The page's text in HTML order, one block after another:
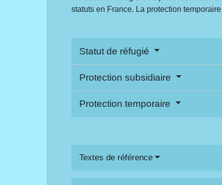
statuts en France. La protection
Statut de réfugié
Protection subsidiaire
Protection temporaire
Textes de référence